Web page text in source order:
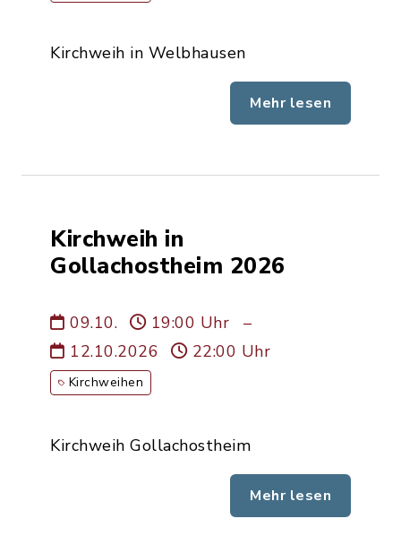
Kirchweih in Welbhausen
Mehr lesen
Kirchweih in
Gollachostheim 2026
09.10. 19:00 Uhr
–
12.10.2026
22:00 Uhr
Kirchweihen
Kirchweih Gollachostheim
Mehr lesen